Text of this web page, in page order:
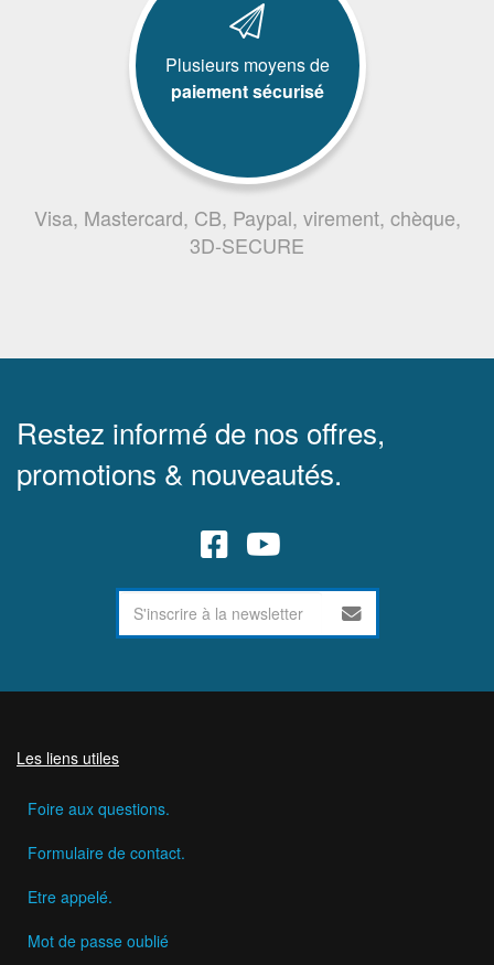
Plusieurs moyens de
paiement sécurisé
Visa, Mastercard, CB, Paypal, virement, chèque,
3D-SECURE
Restez informé de nos offres,
promotions & nouveautés.
Les liens utiles
Foire aux questions.
Formulaire de contact.
Etre appelé.
Mot de passe oublié